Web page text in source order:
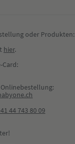
oder Produkten:
hier.
Card:
44 743 80 09